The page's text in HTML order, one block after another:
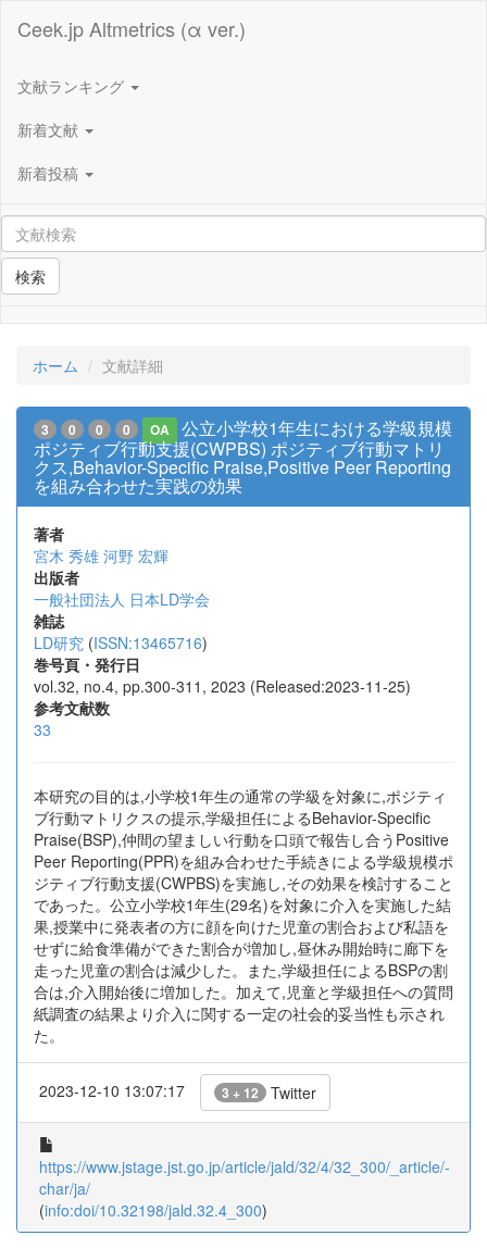
Ceek.jp Altmetrics (α ver.)
文献ランキング
新着文献
新着投稿
検索
ホーム 文献詳細
3 0 0 0 OA
公立小学校1年生における学級規模
ポジティブ行動支援(CWPBS) ポジティブ行動マトリ
クス,Behavior-Specific Praise,Positive Peer Reporting
を組み合わせた実践の効果
著者
宮木 秀雄 河野 宏輝
出版者
一般社団法人 日本LD学会
雑誌
LD研究 (ISSN:13465716)
巻号頁・発行日
vol.32, no.4, pp.300-311, 2023 (Released:2023-11-25)
参考文献数
33
本研究の目的は,小学校1年生の通常の学級を対象に,ポジティ
ブ行動マトリクスの提示,学級担任によるBehavior-Specific
Praise(BSP),仲間の望ましい行動を口頭で報告し合うPositive
Peer Reporting(PPR)を組み合わせた手続きによる学級規模ポ
ジティブ行動支援(CWPBS)を実施し,その効果を検討すること
であった。公立小学校1年生(29名)を対象に介入を実施した結
果,授業中に発表者の方に顔を向けた児童の割合および私語を
せずに給食準備ができた割合が増加し,昼休み開始時に廊下を
走った児童の割合は減少した。また,学級担任によるBSPの割
合は,介入開始後に増加した。加えて,児童と学級担任への質問
紙調査の結果より介入に関する一定の社会的妥当性も示され
た。
2023-12-10 13:07:17 3 + 12 Twitter
https://www.jstage.jst.go.jp/article/jald/32/4/32_300/_article/-
char/ja/
(info:doi/10.32198/jald.32.4_300)